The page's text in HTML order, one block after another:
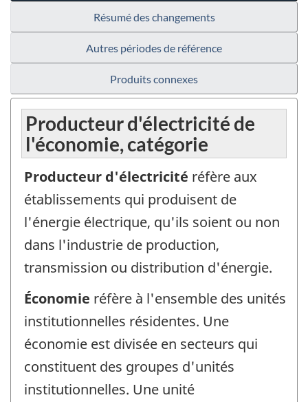
Résumé des changements
Autres périodes de référence
Produits connexes
Producteur d'électricité de
l'économie, catégorie
Producteur d'électricité réfère aux
établissements qui produisent de
l'énergie électrique, qu'ils soient ou non
dans l'industrie de production,
transmission ou distribution d'énergie.
Économie réfère à l'ensemble des unités
institutionnelles résidentes. Une
économie est divisée en secteurs qui
constituent des groupes d'unités
institutionnelles. Une unité